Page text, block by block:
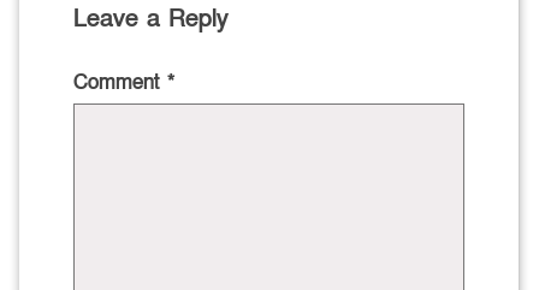
Leave a Reply
Comment *